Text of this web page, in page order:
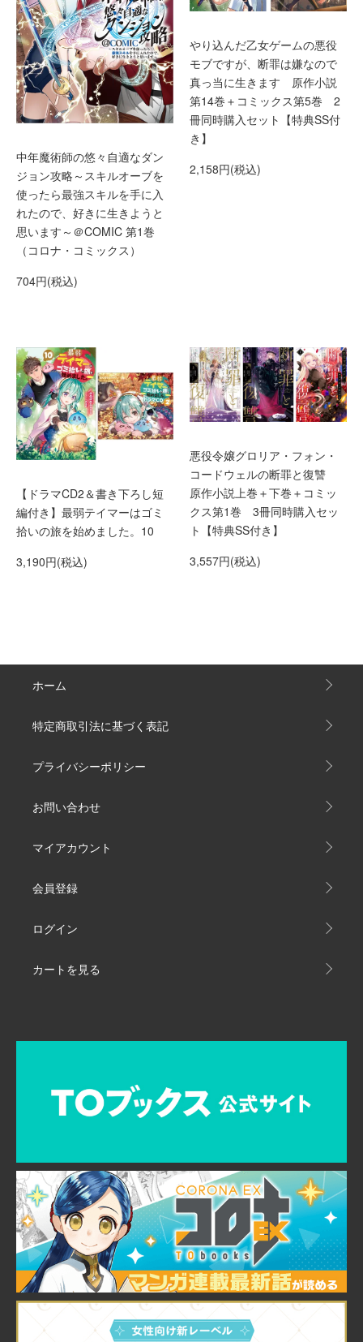
中年魔術師の悠々自適なダン
ジョン攻略～スキルオーブを
使ったら最強スキルを手に入
れたので、好きに生きようと
思います～＠COMIC 第1巻
（コロナ・コミックス）
704円(税込)
やり込んだ乙女ゲームの悪役
モブですが、断罪は嫌なので
真っ当に生きます 原作小説
第14巻＋コミックス第5巻 2
冊同時購入セット【特典SS付
き】
2,158円(税込)
【ドラマCD2＆書き下ろし短
編付き】最弱テイマーはゴミ
拾いの旅を始めました。10
3,190円(税込)
悪役令嬢グロリア・フォン・
コードウェルの断罪と復讐
原作小説上巻＋下巻＋コミッ
クス第1巻 3冊同時購入セッ
ト【特典SS付き】
3,557円(税込)
ホーム
特定商取引法に基づく表記
プライバシーポリシー
お問い合わせ
マイアカウント
会員登録
ログイン
カートを見る